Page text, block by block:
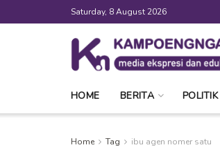
Saturday, 8 August 2026
HOME BERITA POLITIK
Home Tag ibu agen nomer satu